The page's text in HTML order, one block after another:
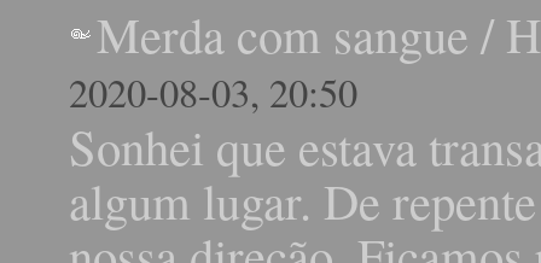
Merda com sangue /
2020-08-03, 20:50
Sonhei que estava
algum lugar. De